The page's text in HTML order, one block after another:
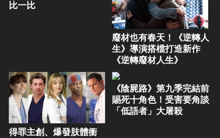
比一比
廢材也有春天！《逆轉人
生》導演搭檔打造新作
《逆轉廢材人生》
得罪主創、爆發肢體衝
《陰屍路》第九季完結前
賜死十角色！受害要角談
「低語者」大屠殺